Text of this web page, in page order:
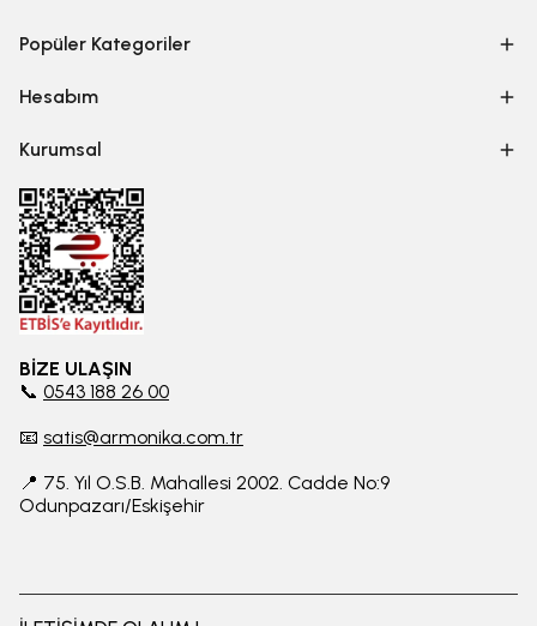
Popüler Kategoriler
Hesabım
Kurumsal
BİZE ULAŞIN
📞 0543 188 26 00
📧 satis@armonika.com.tr
📍 75. Yıl O.S.B. Mahallesi 2002. Cadde No:9
Odunpazarı/Eskişehir